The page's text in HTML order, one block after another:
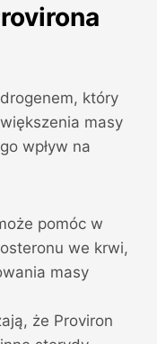
który
masy
wpływ na
pomóc w
we krwi,
masy
że Proviron